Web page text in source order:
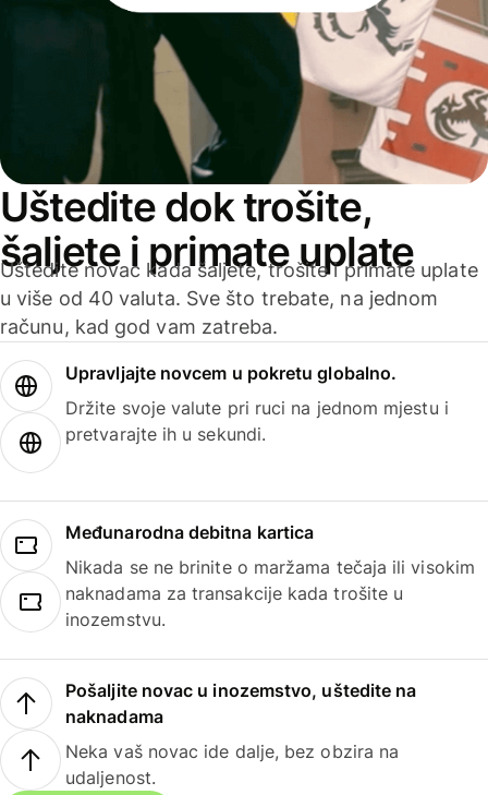
Uštedite dok trošite,
šaljete i primate uplate
Uštedite novac kada šaljete, trošite i primate uplate
u više od 40 valuta. Sve što trebate, na jednom
računu, kad god vam zatreba.
Upravljajte novcem u pokretu globalno.
Držite svoje valute pri ruci na jednom mjestu i
pretvarajte ih u sekundi.
Međunarodna debitna kartica
Nikada se ne brinite o maržama tečaja ili visokim
naknadama za transakcije kada trošite u
inozemstvu.
Pošaljite novac u inozemstvo, uštedite na
naknadama
Neka vaš novac ide dalje, bez obzira na
udaljenost.